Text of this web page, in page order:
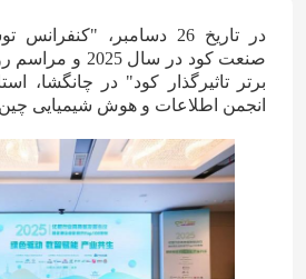
در تاریخ 26 دسامبر،
برتر تاثیرگذار کود" در چانگشا،
انجمن اطلاعات و هوش شیمیایی